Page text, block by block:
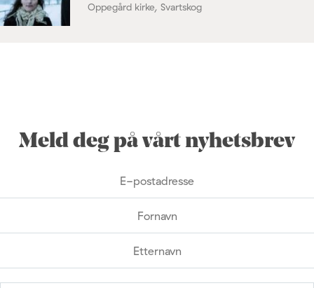
Oppegård kirke, Svartskog
Meld deg på vårt nyhetsbrev